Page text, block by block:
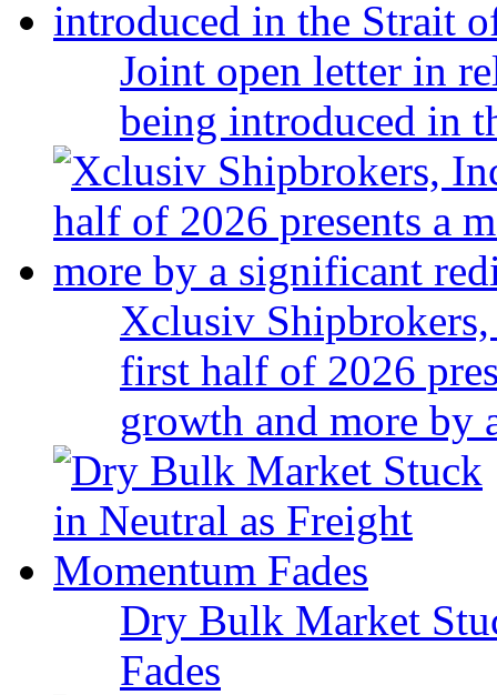
Joint open letter in
being introduced in
Xclusiv
first half of 2026
growth and more
Dry Bulk Market
Fades